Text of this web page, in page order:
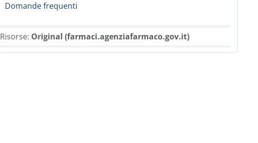
Domande frequenti
Risorse: Original (farmaci.agenziafarmaco.gov.it)